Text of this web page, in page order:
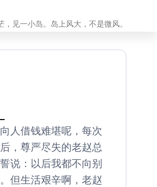
，见一小岛。岛上风大，不是微风。
人借钱难堪呢，每次
，尊严尽失的老赵总
说：以后我都不向别
但生活艰辛啊，老赵